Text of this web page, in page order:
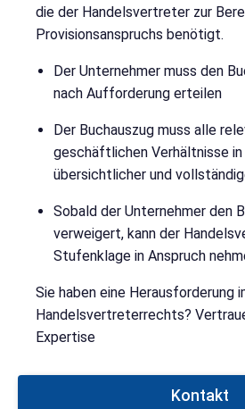
die der Handelsvertreter zur
Provisionsanspruchs benötigt.
Der Unternehmer muss den
nach Aufforderung erteilen
Der Buchauszug muss alle
geschäftlichen Verhältnisse in
übersichtlicher und
Sobald der Unternehmer den
verweigert, kann der
Stufenklage in Anspruch
Sie haben eine Herausforderung
Handelsvertreterrechts?
Expertise
Kontakt